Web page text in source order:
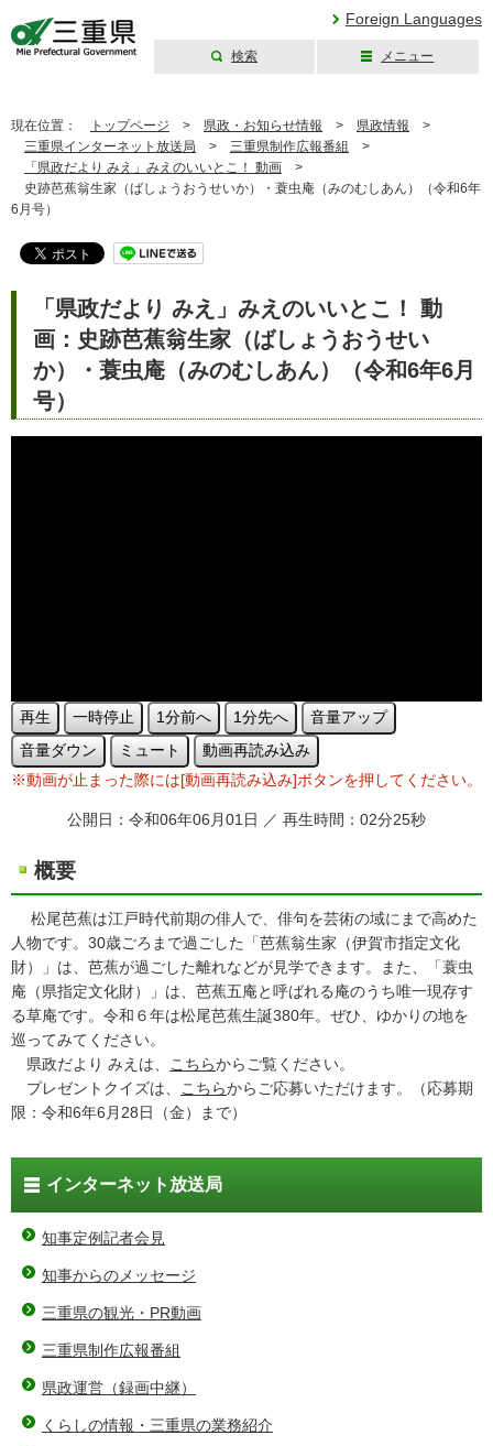
Foreign Languages
検索 メニュー
現在位置： トップページ > 県政・お知らせ情報 > 県政情報 >
三重県インターネット放送局 > 三重県制作広報番組
>
「県政だより みえ」みえのいいとこ！ 動画 >
史跡芭蕉翁生家（ばしょうおうせいか）・蓑虫庵（みのむしあん）（令和6年
6月号）
「県政だより みえ」みえのいいとこ！ 動
画：史跡芭蕉翁生家（ばしょうおうせい
か）・蓑虫庵（みのむしあん）（令和6年6月
号）
再生 一時停止 1分前へ 1分先へ
音量アップ
音量ダウン
ミュート
動画再読み込み
※動画が止まった際には[動画再読み込み]ボタンを押してください。
公開日：令和06年06月01日 ／ 再生時間：02分25秒
概要
松尾芭蕉は江戸時代前期の俳人で、俳句を芸術の域にまで高めた
人物です。30歳ごろまで過ごした「芭蕉翁生家（伊賀市指定文化
財）」は、芭蕉が過ごした離れなどが見学できます。また、「蓑虫
庵（県指定文化財）」は、芭蕉五庵と呼ばれる庵のうち唯一現存す
る草庵です。令和６年は松尾芭蕉生誕380年。ぜひ、ゆかりの地を
巡ってみてください。
県政だより みえは、
こちらからご覧ください。
プレゼントクイズは、
こちらからご応募いただけます。（応募期
限：令和6年6月28日（金）まで）
インターネット放送局
知事定例記者会見
知事からのメッセージ
三重県の観光・PR動画
三重県制作広報番組
県政運営（録画中継）
くらしの情報・三重県の業務紹介